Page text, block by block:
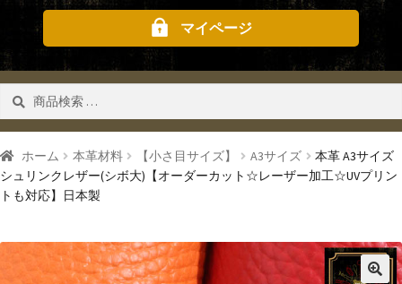
マイページ
対
象:
検索
ホーム 本革材料 【小さ目サイズ】 A3サイズ
本革 A3サイズ
シュリンクレザー(シボ大)【オーダーカット☆レーザー加工☆UVプリン
トも対応】日本製